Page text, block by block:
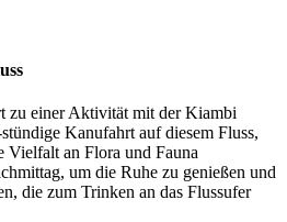
zu einer Aktivität mit der Kiambi
Kanufahrt auf diesem Fluss,
Vielfalt an Flora und Fauna
um die Ruhe zu genießen und
die zum Trinken an das Flussufer